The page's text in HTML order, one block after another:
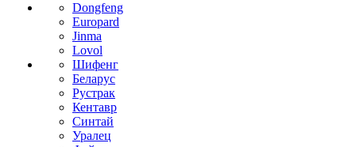
Dongfeng
Europard
Jinma
Lovol
Шифенг
Беларус
Рустрак
Кентавр
Синтай
Уралец